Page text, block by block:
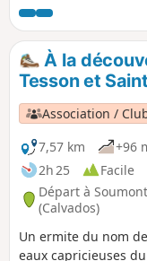
découvrirez le
cette jolie vallée.
À la
Tesson et
Association /
7,57 km
+96
2h 25
Facile
Départ à
(Calvados)
Un ermite du nom
eaux capricieuses